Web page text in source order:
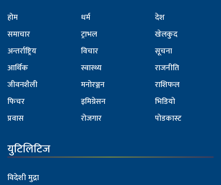
होम
समाचार
अन्तर्राष्ट्रिय
आर्थिक
जीवनशैली
फिचर
प्रवास
धर्म
ट्राभल
विचार
स्वास्थ्य
मनोरञ्जन
इमिग्रेसन
रोजगार
देश
खेलकुद
सूचना
राजनीति
राशिफल
भिडियो
पोडकास्ट
युटिलिटिज
विदेशी मुद्रा